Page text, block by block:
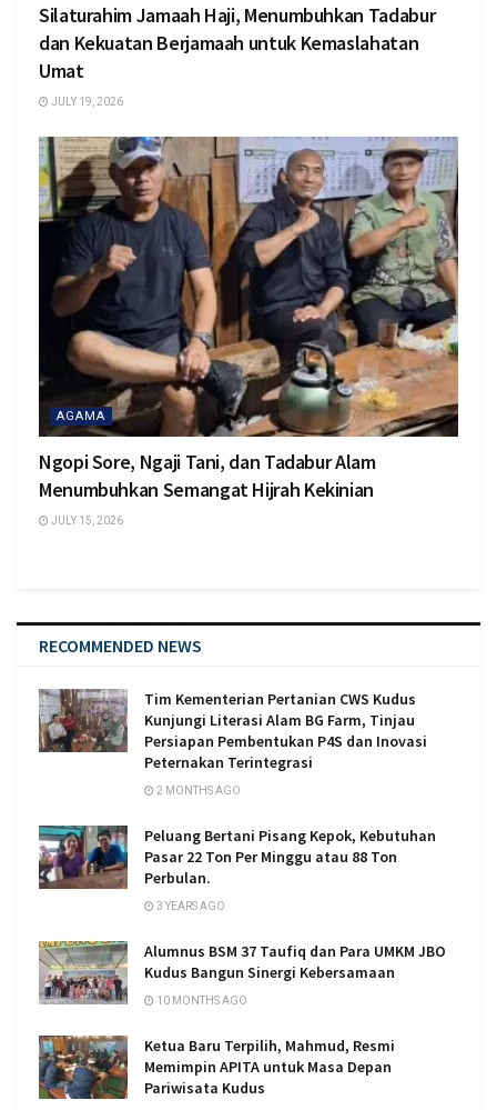
Silaturahim Jamaah Haji, Menumbuhkan Tadabur
dan Kekuatan Berjamaah untuk Kemaslahatan
Umat
JULY 19, 2026
AGAMA
Ngopi Sore, Ngaji Tani, dan Tadabur Alam
Menumbuhkan Semangat Hijrah Kekinian
JULY 15, 2026
RECOMMENDED NEWS
Tim Kementerian Pertanian CWS Kudus
Kunjungi Literasi Alam BG Farm, Tinjau
Persiapan Pembentukan P4S dan Inovasi
Peternakan Terintegrasi
2 MONTHS AGO
Peluang Bertani Pisang Kepok, Kebutuhan
Pasar 22 Ton Per Minggu atau 88 Ton
Perbulan.
3 YEARS AGO
Alumnus BSM 37 Taufiq dan Para UMKM JBO
Kudus Bangun Sinergi Kebersamaan
10 MONTHS AGO
Ketua Baru Terpilih, Mahmud, Resmi
Memimpin APITA untuk Masa Depan
Pariwisata Kudus